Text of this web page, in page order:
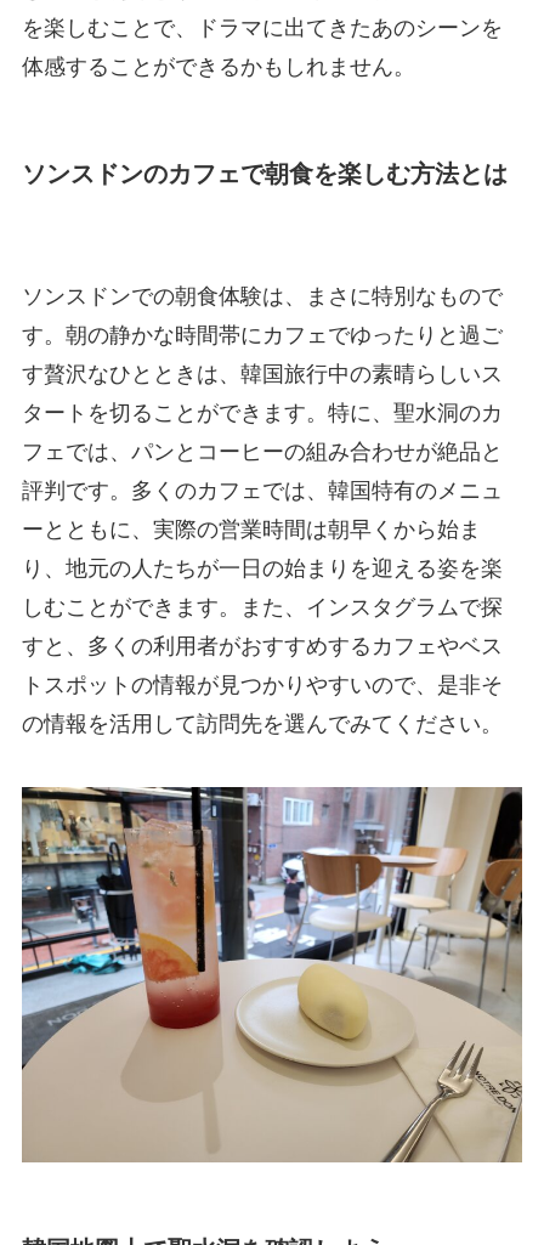
を楽しむことで、ドラマに出てきたあのシーンを
体感することができるかもしれません。
ソンスドンのカフェで朝食を楽しむ方法とは
ソンスドンでの朝食体験は、まさに特別なもので
す。朝の静かな時間帯にカフェでゆったりと過ご
す贅沢なひとときは、韓国旅行中の素晴らしいス
タートを切ることができます。特に、聖水洞のカ
フェでは、パンとコーヒーの組み合わせが絶品と
評判です。多くのカフェでは、韓国特有のメニュ
ーとともに、実際の営業時間は朝早くから始ま
り、地元の人たちが一日の始まりを迎える姿を楽
しむことができます。また、インスタグラムで探
すと、多くの利用者がおすすめするカフェやベス
トスポットの情報が見つかりやすいので、是非そ
の情報を活用して訪問先を選んでみてください。